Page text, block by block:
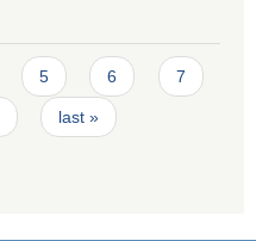
5 6 7
last »